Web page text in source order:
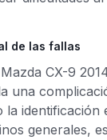
de las fallas
CX-9
una
la identificación
generales,